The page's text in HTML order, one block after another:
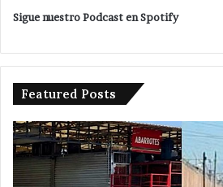
Sigue nuestro Podcast en Spotify
Featured Posts
Da
banderazo
Velázquez
Romero